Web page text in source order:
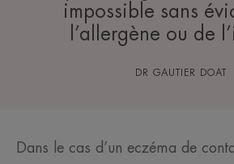
impossible sans
l’allergène ou de
DR GAUTIER DOAT
Dans le cas d’un eczéma de